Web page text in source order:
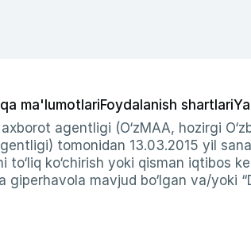
ma'lumotlariFoydalanish shartlari
agentligi (O‘zMAA, hozirgi
tomonidan 13.03.2015 yil
ko‘chirish yoki qisman iqtibos
mavjud bo‘lgan va/yoki